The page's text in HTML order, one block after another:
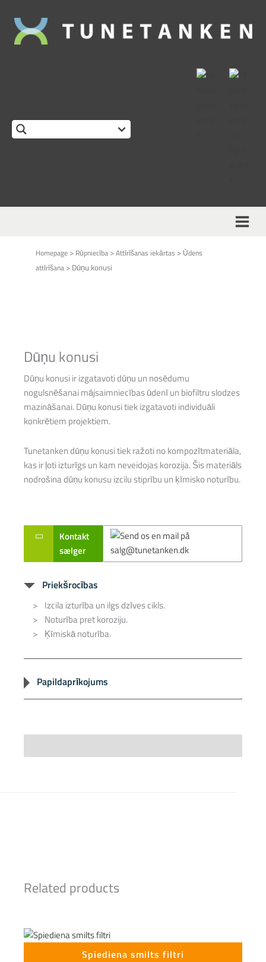
Homepage > Rūpniecība >Attīrīšanas iekārtas > Ūdens
attīrīšana > Dūņu konusi
Dūņu konusi
Dūņu konusi ir izgatavoti dūņu un nosēdumu
nogulsnēšanai mājsaimniecības ūdenī un biofiltru slodzes
mazināšanai. Dūņu konusi tiek izgatavoti individuāli
konkrētiem projektiem.
Tunetanken dūņu konusi tiek ražoti no kompozītmateriāla,
kas ir ļoti izturīgs un kam neveidojas korozija. Šis materiāls
nodrošina dūņu konusu izcilu stiprību un ķīmisko noturību.
Kontakt
sælger
Priekšrocības
Izcila izturība un ilgs dzīves cikls.
Noturība pret koroziju.
Ķīmiskā noturība.
Papildaprīkojums
Related products
Spiediena smilts filtri
This form is temporarily unavailable.